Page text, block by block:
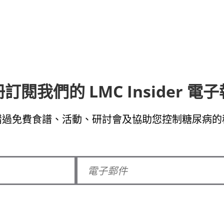
訂閱我們的 LMC Insider 電子
免費食譜、活動、研討會及協助您控制糖尿病的